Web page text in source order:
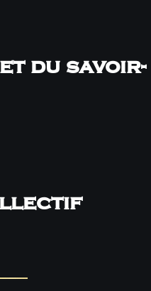
du savoir-